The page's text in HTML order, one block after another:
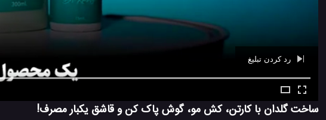
Ad - 00:40
ساخت گلدان با کارتن، کش مو، گوش پاک کن و قاشق یکبار مصرف!